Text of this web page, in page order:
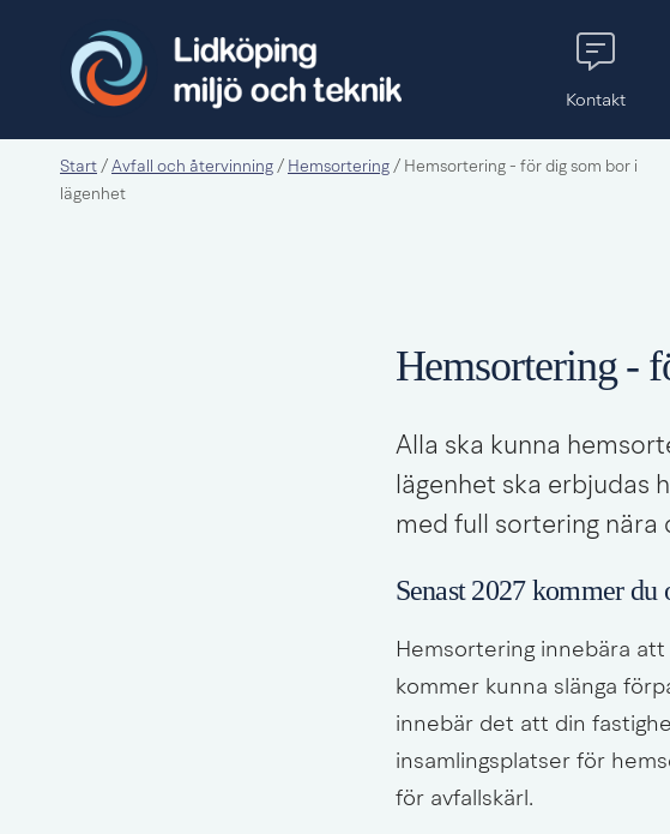
Kontakt
Start / Avfall och återvinning / Hemsortering / Hemsortering - för dig som bor i
lägenhet
Hemsortering -
Alla ska kunna
lägenhet ska erbjudas
med full sortering nära
Senast 2027 kommer du
Hemsortering innebära
kommer kunna slänga
innebär det att din
insamlingsplatser för
för avfallskärl.